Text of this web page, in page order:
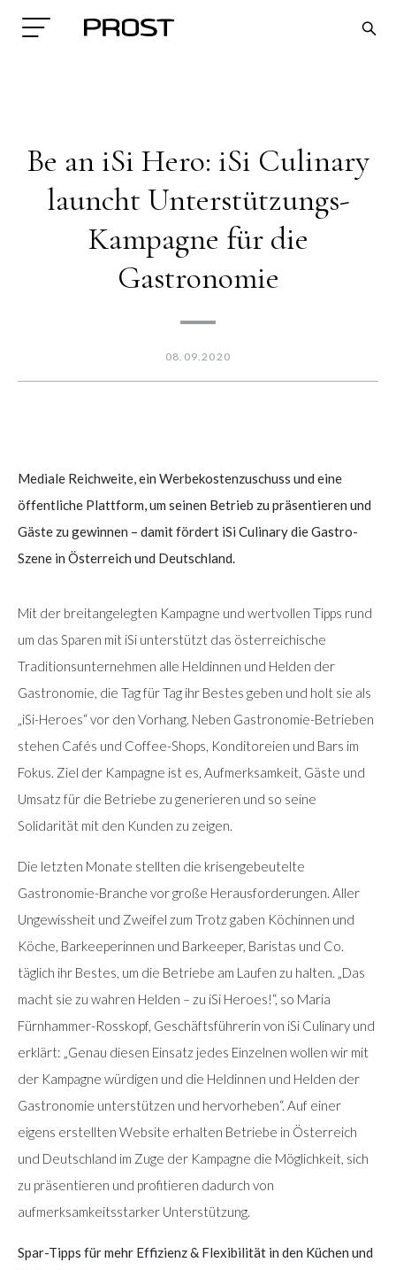
Be an iSi Hero: iSi Culinary
launcht Unterstützungs-
Kampagne für die
Gastronomie
08.09.2020
Mediale Reichweite, ein Werbekostenzuschuss und eine
öffentliche Plattform, um seinen Betrieb zu präsentieren und
Gäste zu gewinnen – damit fördert iSi Culinary die Gastro-
Szene in Österreich und Deutschland.
Mit der breitangelegten Kampagne und wertvollen Tipps rund
um das Sparen mit iSi unterstützt das österreichische
Traditionsunternehmen alle Heldinnen und Helden der
Gastronomie, die Tag für Tag ihr Bestes geben und holt sie als
„iSi-Heroes“ vor den Vorhang. Neben Gastronomie-Betrieben
stehen Cafés und Coffee-Shops, Konditoreien und Bars im
Fokus. Ziel der Kampagne ist es, Aufmerksamkeit, Gäste und
Umsatz für die Betriebe zu generieren und so seine
Solidarität mit den Kunden zu zeigen.
Die letzten Monate stellten die krisengebeutelte
Gastronomie-Branche vor große Herausforderungen. Aller
Ungewissheit und Zweifel zum Trotz gaben Köchinnen und
Köche, Barkeeperinnen und Barkeeper, Baristas und Co.
täglich ihr Bestes, um die Betriebe am Laufen zu halten. „Das
macht sie zu wahren Helden – zu iSi Heroes!“, so Maria
Fürnhammer-Rosskopf, Geschäftsführerin von iSi Culinary und
erklärt: „Genau diesen Einsatz jedes Einzelnen wollen wir mit
der Kampagne würdigen und die Heldinnen und Helden der
Gastronomie unterstützen und hervorheben“. Auf einer
eigens erstellten Website erhalten Betriebe in Österreich
und Deutschland im Zuge der Kampagne die Möglichkeit, sich
zu präsentieren und profitieren dadurch von
aufmerksamkeitsstarker Unterstützung.
Spar-Tipps für mehr Effizienz & Flexibilität in den Küchen und